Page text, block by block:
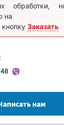
обработки,
на
кнопку Заказать
нам